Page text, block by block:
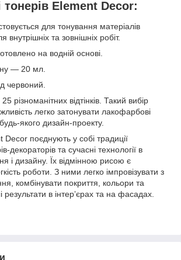
тонерів Element Decor:
для тонування матеріалів
внутрішніх та зовнішніх робіт.
на водній основі.
— 20 мл.
червоний.
різноманітних відтінків. Такий вибір
легко затонувати лакофарбові
якого дизайн-проекту.
поєднують у собі традиції
декораторів та сучасні технології в
і дизайну. Їх відмінною рисою є
роботи. З ними легко імпровізувати з
комбінувати покриття, кольори та
в інтерʼєрах та на фасадах.